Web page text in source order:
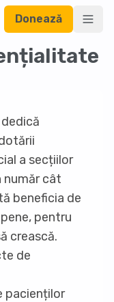
Donează
a secțiilor
număr cât
beneficia de
pentru
crească.
de
pacienților